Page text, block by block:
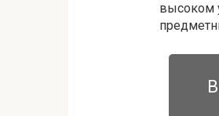
высоком